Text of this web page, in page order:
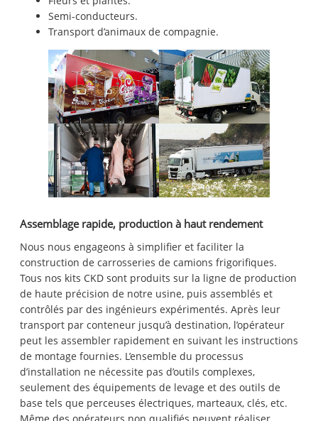
Semi-conducteurs.
Transport d’animaux de compagnie.
Assemblage rapide, production à haut rendement
Nous nous engageons à simplifier et faciliter la
construction de carrosseries de camions frigorifiques.
Tous nos kits CKD sont produits sur la ligne de production
de haute précision de notre usine, puis assemblés et
contrôlés par des ingénieurs expérimentés. Après leur
transport par conteneur jusqu’à destination, l’opérateur
peut les assembler rapidement en suivant les instructions
de montage fournies. L’ensemble du processus
d’installation ne nécessite pas d’outils complexes,
seulement des équipements de levage et des outils de
base tels que perceuses électriques, marteaux, clés, etc.